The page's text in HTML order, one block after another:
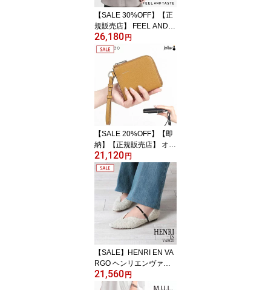
【▼20】
【SALE 30%OFF】【正
規販売店】 FEEL AND T
ASTE フィールアンドテ
イスト バーノット ソフ
トショルダー F191B471
| エレガント クワイエッ
ト ラグジュアリー シン
プル ミニマル お洒落 手
提げ 上質 本革 イタリア
ンレザー 日本製 日本製
正規品【▼30】
26,180 円
【SALE 20%OFF】【即
納】【正規販売店】 オル
セット 折り財布 ストラ
ップ付き ウォレット OR
SETTO 03-005-20 ミニ
財布 コンパクト財布 大
人 おしゃれ シンプル チ
ャーム 小さい財布 カー
ドケース キャッシュレス
本革 新品 ギフト 誕生日
正規品【▼20】
21,120 円
【SALE】HENRI EN VA
RGO ヘンリエンヴァー
ゴ KATE 242067 パンプ
ス ｜ケイト メリージェ
21,560 円